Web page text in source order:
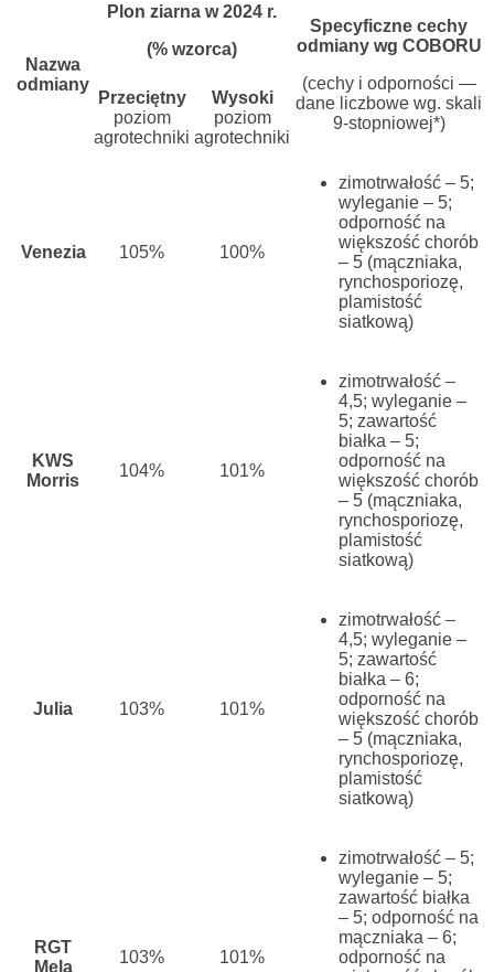
Nazwa
odmiany
Plon ziarna w 2024 r.
(% wzorca)
Specyficzne cechy
odmiany wg COBORU
(cechy i odporności —
dane liczbowe wg. skali
9-stopniowej*)
Przeciętny
poziom
agrotechniki
Wysoki
poziom
agrotechniki
Venezia 105% 100%
zimotrwałość – 5;
wyleganie – 5;
odporność na
większość chorób
– 5 (mączniaka,
rynchosporiozę,
plamistość
siatkową)
KWS
Morris
104% 101%
zimotrwałość –
4,5; wyleganie –
5; zawartość
białka – 5;
odporność na
większość chorób
– 5 (mączniaka,
rynchosporiozę,
plamistość
siatkową)
Julia 103% 101%
zimotrwałość –
4,5; wyleganie –
5; zawartość
białka – 6;
odporność na
większość chorób
– 5 (mączniaka,
rynchosporiozę,
plamistość
siatkową)
RGT
Mela
103% 101%
zimotrwałość – 5;
wyleganie – 5;
zawartość białka
– 5; odporność na
mączniaka – 6;
odporność na